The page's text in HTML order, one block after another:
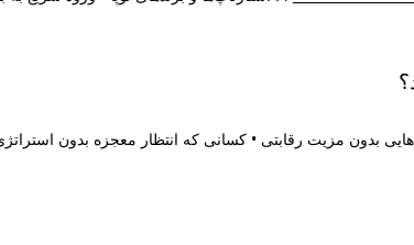
بدون مزیت رقابتی • کسانی که انتظار معجزه بدون